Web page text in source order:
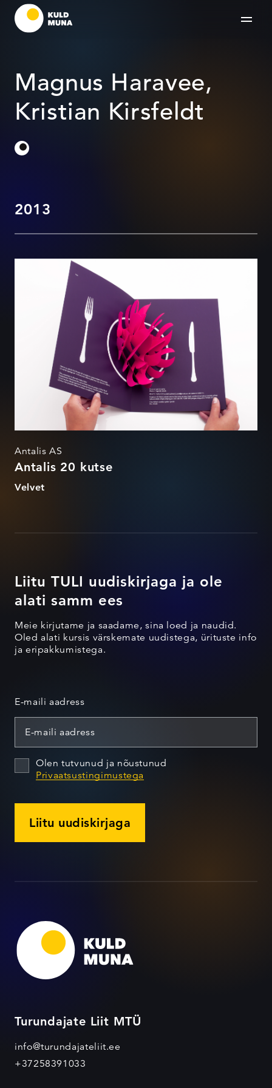
Magnus Haravee,
Kristian Kirsfeldt
2013
Antalis 20 kutse
Antalis AS
Antalis 20 kutse
Velvet
Liitu TULI uudiskirjaga ja ole
alati samm ees
Meie kirjutame ja saadame, sina loed ja naudid.
Oled alati kursis värskemate uudistega, ürituste info
ja eripakkumistega.
E-maili aadress
Olen tutvunud ja nõustunud
Privaatsustingimustega
Liitu uudiskirjaga
Turundajate Liit MTÜ
info@turundajateliit.ee
+37258391033